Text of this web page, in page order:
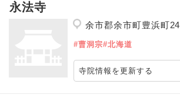
永法寺
余市郡余市町豊浜町24
#曹洞宗#北海道
寺院情報を更新する